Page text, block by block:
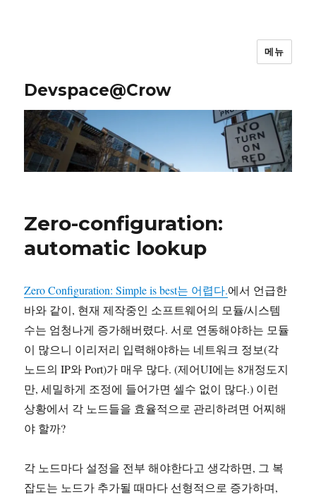
Devspace@Crow
메뉴
Zero-configuration:
automatic lookup
Zero Configuration: Simple is best는 어렵다.에서 언급한
바와 같이, 현재 제작중인 소프트웨어의 모듈/시스템
수는 엄청나게 증가해버렸다. 서로 연동해야하는 모듈
이 많으니 이리저리 입력해야하는 네트워크 정보(각
노드의 IP와 Port)가 매우 많다. (제어UI에는 8개정도지
만, 세밀하게 조정에 들어가면 셀수 없이 많다.) 이런
상황에서 각 노드들을 효율적으로 관리하려면 어찌해
야 할까?
각 노드마다 설정을 전부 해야한다고 생각하면, 그 복
잡도는 노드가 추가될 때마다 선형적으로 증가하며,